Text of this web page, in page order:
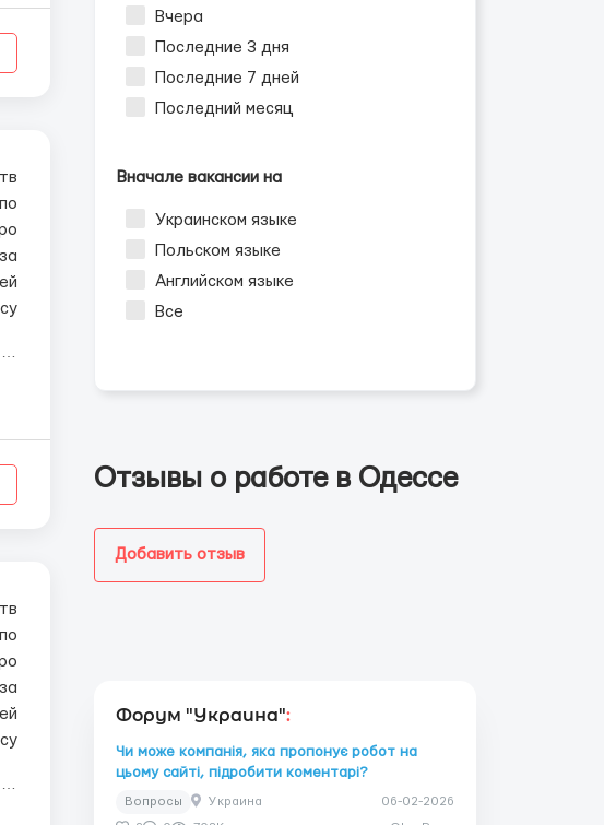
Вчера
Последние 3 дня
Последние 7 дней
Последний месяц
Вначале вакансии на
Украинском языке
Польском языке
Английском языке
Все
Отзывы о работе в Одессе
Добавить отзыв
Форум "Украина":
Чи може компанія, яка пропонує робот на
цьому сайті, підробити коментарі?
Вопросы Украина 06-02-2026